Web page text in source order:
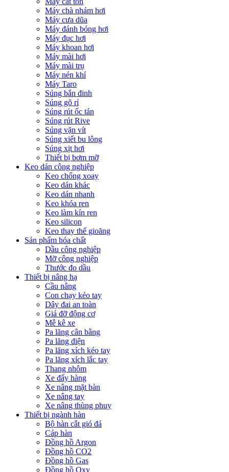
Máy chà nhám hơi
Máy cưa dũa
Máy đánh bóng hơi
Máy đục hơi
Máy khoan hơi
Máy mài hơi
Máy mài trụ
Máy nén khí
Máy Taro
Súng bắn đinh
Súng gõ rỉ
Súng rút ốc tán
Súng rút Rive
Súng vặn vít
Súng xiết bu lông
Súng xịt hơi
Thiết bị bơm mỡ
Keo dán công nghiệp
Keo chống xoay
Keo dán khác
Keo dán nhanh
Keo khóa ren
Keo làm kín ren
Keo silicon
Keo thay thế gioăng
Sản phẩm hóa chất
Dầu công nghiệp
Mỡ công nghiệp
Thước đo dầu
Thiết bị nâng hạ
Cầu nâng
Con chạy kéo tay
Dây đai an toàn
Giá đỡ động cơ
Mễ kê xe
Pa lăng cân bằng
Pa lăng điện
Pa lăng xích kéo tay
Pa lăng xích lắc tay
Thang nhôm
Xe đẩy hàng
Xe nâng mặt bàn
Xe nâng tay
Xe nâng thùng phuy
Thiết bị ngành hàn
Bộ hàn cắt gió đá
Cáp hàn
Đồng hồ Argon
Đồng hồ CO2
Đồng hồ Gas
Đồng hồ Oxy